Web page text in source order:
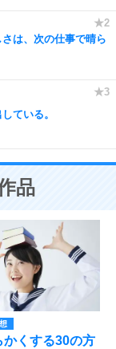
は、次の仕事で晴ら
ている。
品
かくする30の方